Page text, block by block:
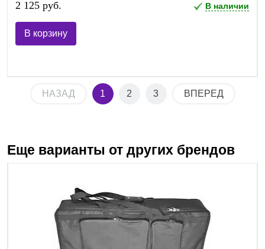
2 125 руб. В наличии
В корзину
НАЗАД 1 2 3 ВПЕРЕД
Еще варианты от других брендов